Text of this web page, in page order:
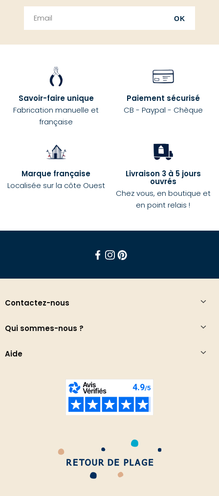
OK
Savoir-faire unique
Fabrication manuelle et
française
Paiement sécurisé
CB - Paypal - Chèque
Marque française
Localisée sur la côte Ouest
Livraison 3 à 5 jours
ouvrés
Chez vous, en boutique et
en point relais !
Contactez-nous
Qui sommes-nous ?
Aide